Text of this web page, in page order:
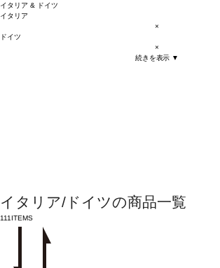
イタリア &
ドイツ
イタリア
×
ドイツ
×
続きを表示 ▼
イタリア/ドイツの商品一覧
111 ITEMS